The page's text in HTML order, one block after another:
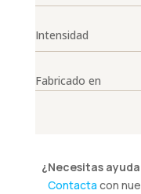
Intensidad
Fabricado en
¿Necesitas
Contacta con